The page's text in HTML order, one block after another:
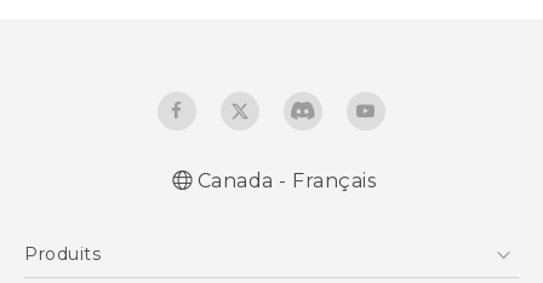
Canada - Français
Produits